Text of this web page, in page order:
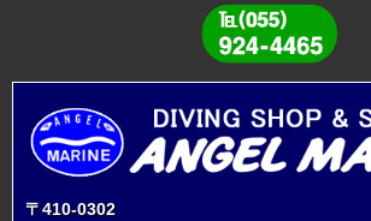
〒410-0302